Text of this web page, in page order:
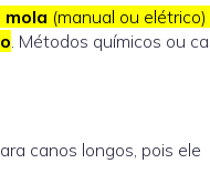
(manual ou
. Métodos químicos ou
canos longos, pois ele